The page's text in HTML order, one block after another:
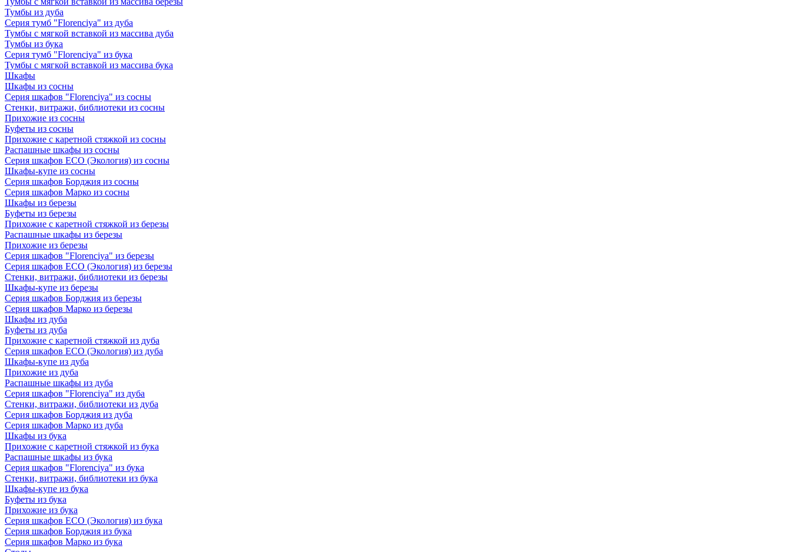
Тумбы из дуба
Серия тумб "Florenciya" из дуба
Тумбы с мягкой вставкой из массива дуба
Тумбы из бука
Серия тумб "Florenciya" из бука
Тумбы с мягкой вставкой из массива бука
Шкафы
Шкафы из сосны
Серия шкафов "Florenciya" из сосны
Стенки, витражи, библиотеки из сосны
Прихожие из сосны
Буфеты из сосны
Прихожие с каретной стяжкой из сосны
Распашные шкафы из сосны
Серия шкафов ECO (Экология) из сосны
Шкафы-купе из сосны
Серия шкафов Борджия из сосны
Серия шкафов Марко из сосны
Шкафы из березы
Буфеты из березы
Прихожие с каретной стяжкой из березы
Распашные шкафы из березы
Прихожие из березы
Серия шкафов "Florenciya" из березы
Серия шкафов ECO (Экология) из березы
Стенки, витражи, библиотеки из березы
Шкафы-купе из березы
Серия шкафов Борджия из березы
Серия шкафов Марко из березы
Шкафы из дуба
Буфеты из дуба
Прихожие с каретной стяжкой из дуба
Серия шкафов ECO (Экология) из дуба
Шкафы-купе из дуба
Прихожие из дуба
Распашные шкафы из дуба
Серия шкафов "Florenciya" из дуба
Стенки, витражи, библиотеки из дуба
Серия шкафов Борджия из дуба
Серия шкафов Марко из дуба
Шкафы из бука
Прихожие с каретной стяжкой из бука
Распашные шкафы из бука
Серия шкафов "Florenciya" из бука
Стенки, витражи, библиотеки из бука
Шкафы-купе из бука
Буфеты из бука
Прихожие из бука
Серия шкафов ECO (Экология) из бука
Серия шкафов Борджия из бука
Серия шкафов Марко из бука